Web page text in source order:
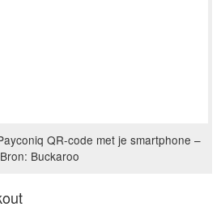
QR-code met je smartphone –
Bron: Buckaroo